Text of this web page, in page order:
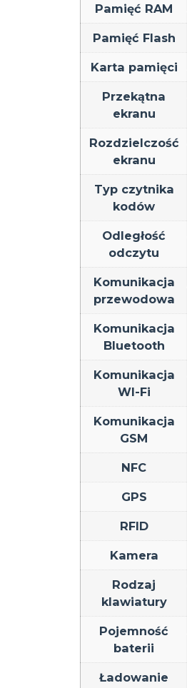
Pamięć RAM
Pamięć Flash
Karta pamięci
Przekątna
ekranu
Rozdzielczość
ekranu
Typ czytnika
kodów
Odległość
odczytu
Komunikacja
przewodowa
Komunikacja
Bluetooth
Komunikacja
WI-Fi
Komunikacja
GSM
NFC
GPS
RFID
Kamera
Rodzaj
klawiatury
Pojemność
baterii
Ładowanie